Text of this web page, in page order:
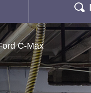
C-Max